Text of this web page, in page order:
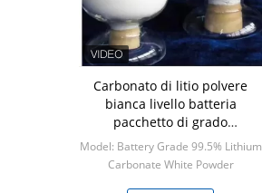
Carbonato di litio polvere
bianca livello batteria
pacchetto di grado
industriale 20-500 kg
Model: Battery Grade 99.5% Lithium
Carbonate White Powder